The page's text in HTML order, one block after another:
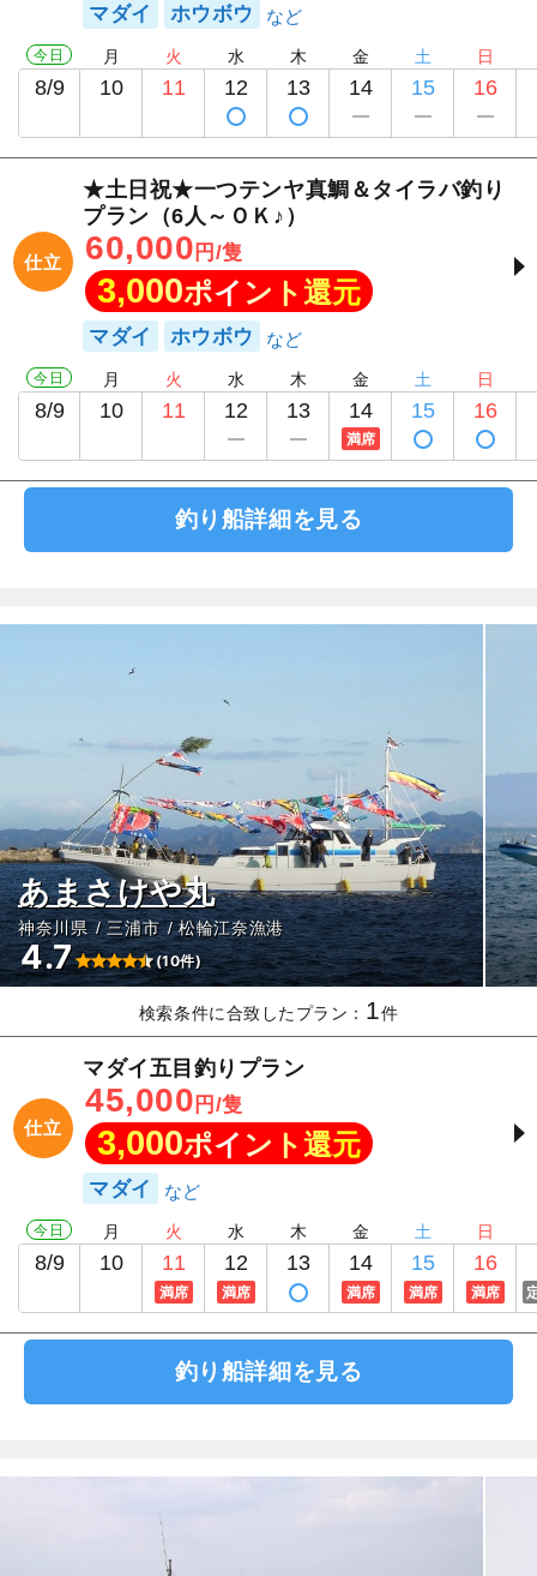
マダイ ホウボウ
今日
8/9
月
10
火
11
水
12
木
13
金
14
土
15
日
16
仕立
★土日祝★一つテンヤ真鯛＆タイラバ釣り
プラン（6人～ＯＫ♪）
60,000 円/隻
3,000ポイント還元
マダイ ホウボウ
今日
8/9
月
10
火
11
水
12
木
13
金
14
満席
土
15
日
16
釣り船詳細を見る
あまさけや丸
神奈川県 三浦市 松輪江奈漁港
4.7 (10件)
検索条件に合致したプラン： 1件
仕立
マダイ五目釣りプラン
45,000 円/隻
3,000ポイント還元
マダイ
今日
8/9
月
10
火
11
満席
水
12
満席
木
13
金
14
満席
土
15
満席
日
16
満席
釣り船詳細を見る